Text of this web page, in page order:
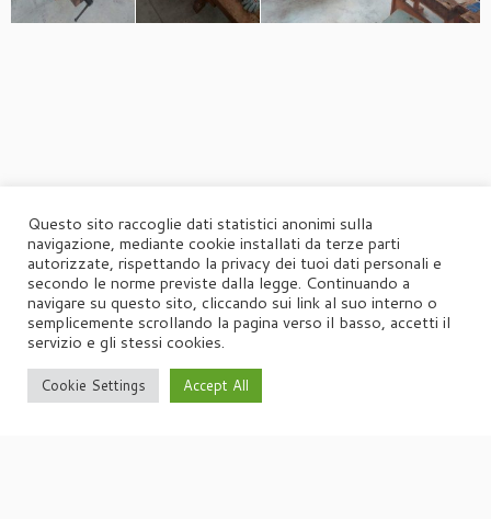
·© 2026Agorà·Powered by ·Designed con il
Questo sito raccoglie dati statistici anonimi sulla
navigazione, mediante cookie installati da terze parti
autorizzate, rispettando la privacy dei tuoi dati personali e
secondo le norme previste dalla legge. Continuando a
navigare su questo sito, cliccando sui link al suo interno o
semplicemente scrollando la pagina verso il basso, accetti il
servizio e gli stessi cookies.
Cookie Settings Accept All